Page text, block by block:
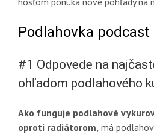
Podlahovka podcast
#1 Odpovede na
ohľadom podlahového
Ako funguje podlahové
oproti radiátorom, má